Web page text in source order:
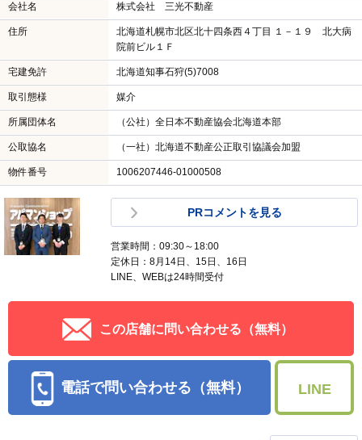
会社名 株式会社 三光不動産
住所
北海道札幌市北区北十四条西４丁目 １－１９ 北大病
院前ビル１Ｆ
宅建免許 北海道知事石狩(5)7008
取引態様 媒介
所属団体名 （公社）全日本不動産協会北海道本部
公取協名 （一社）北海道不動産公正取引協議会加盟
物件番号 1006207446-01000508
PRコメントを見る
営業時間：09:30～18:00
定休日：8月14日、15日、16日
LINE、WEBは24時間受付
この店舗に問い合わせる（無料）
電話で問い合わせる（無料） LINE